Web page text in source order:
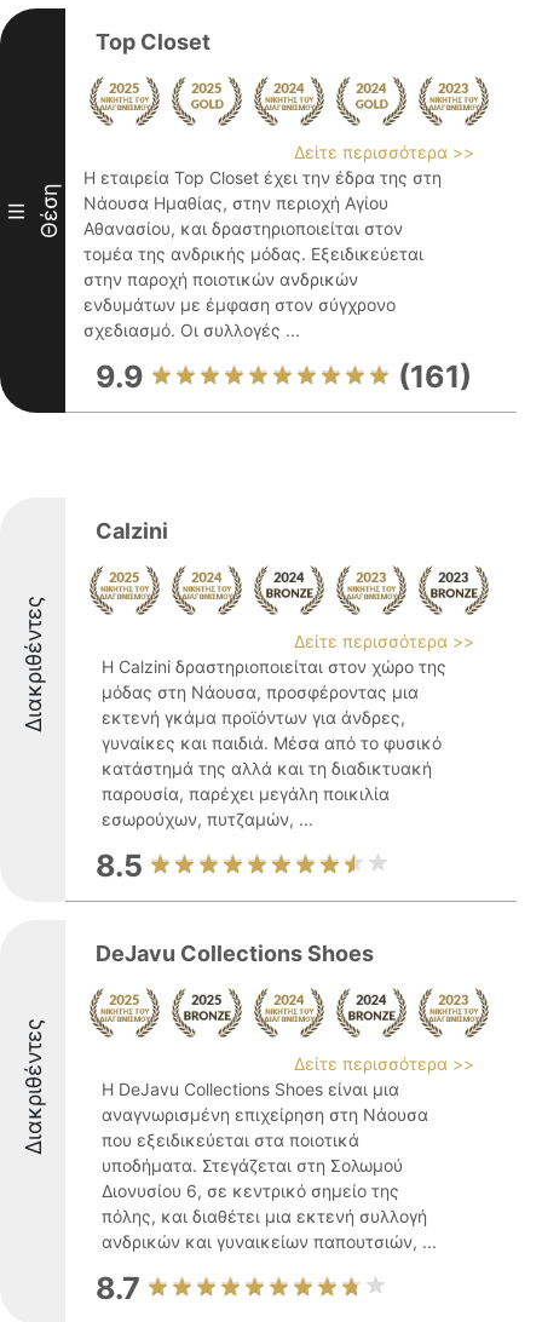
III Θέση
Top Closet
Δείτε περισσότερα >>
Η εταιρεία Top Closet έχει την έδρα της στη
Νάουσα Ημαθίας, στην περιοχή Αγίου
Αθανασίου, και δραστηριοποιείται στον
τομέα της ανδρικής μόδας. Εξειδικεύεται
στην παροχή ποιοτικών ανδρικών
ενδυμάτων με έμφαση στον σύγχρονο
σχεδιασμό. Οι συλλογές ...
9.9 (161)
Διακριθέντες
Calzini
Δείτε περισσότερα >>
Η Calzini δραστηριοποιείται στον χώρο της
μόδας στη Νάουσα, προσφέροντας μια
εκτενή γκάμα προϊόντων για άνδρες,
γυναίκες και παιδιά. Μέσα από το φυσικό
κατάστημά της αλλά και τη διαδικτυακή
παρουσία, παρέχει μεγάλη ποικιλία
εσωρούχων, πυτζαμών, ...
8.5
Διακριθέντες
DeJavu Collections Shoes
Δείτε περισσότερα >>
Η DeJavu Collections Shoes είναι μια
αναγνωρισμένη επιχείρηση στη Νάουσα
που εξειδικεύεται στα ποιοτικά
υποδήματα. Στεγάζεται στη Σολωμού
Διονυσίου 6, σε κεντρικό σημείο της
πόλης, και διαθέτει μια εκτενή συλλογή
ανδρικών και γυναικείων παπουτσιών, ...
8.7